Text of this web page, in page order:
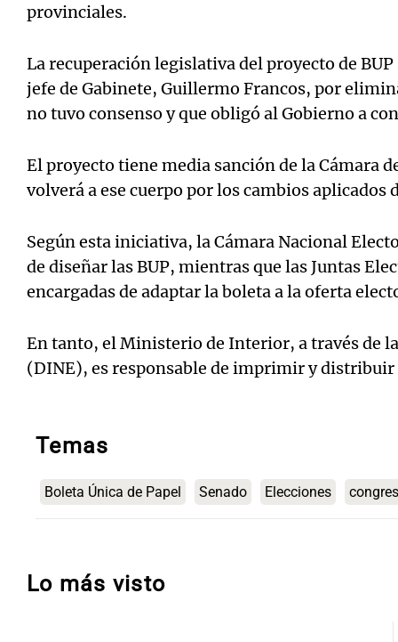
provinciales.
La recuperación legislativa del proyecto de
jefe de Gabinete, Guillermo Francos, por
no tuvo consenso y que obligó al Gobierno a
El proyecto tiene media sanción de la Cámara
volverá a ese cuerpo por los cambios aplicados
Según esta iniciativa, la Cámara Nacional
de diseñar las BUP, mientras que las Juntas
encargadas de adaptar la boleta a la oferta
En tanto, el Ministerio de Interior, a través de
(DINE), es responsable de imprimir y distribuir
Temas
Boleta Única de Papel Senado Elecciones
Lo más visto